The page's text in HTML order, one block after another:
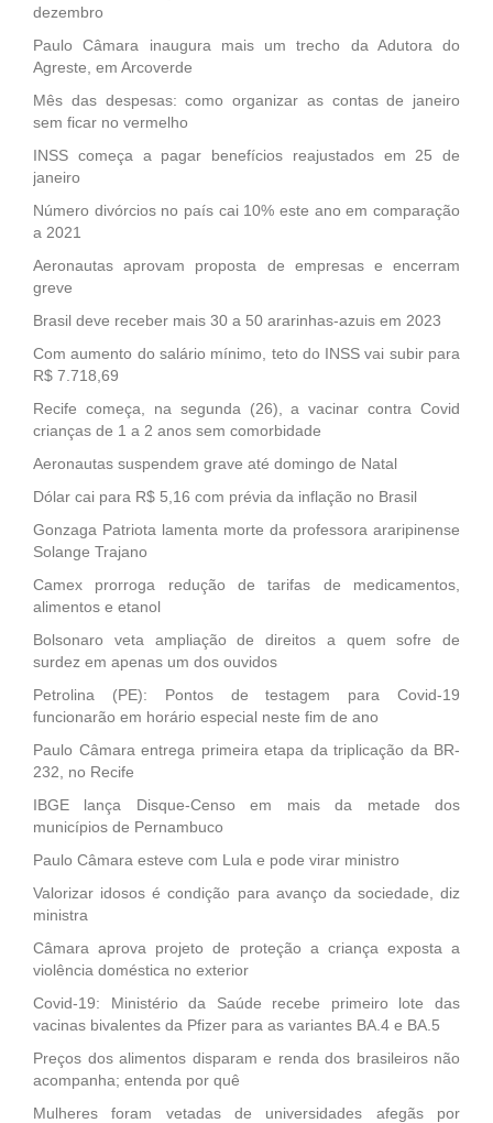
dezembro
Paulo Câmara inaugura mais um trecho da Adutora do
Agreste, em Arcoverde
Mês das despesas: como organizar as contas de janeiro
sem ficar no vermelho
INSS começa a pagar benefícios reajustados em 25 de
janeiro
Número divórcios no país cai 10% este ano em comparação
a 2021
Aeronautas aprovam proposta de empresas e encerram
greve
Brasil deve receber mais 30 a 50 ararinhas-azuis em 2023
Com aumento do salário mínimo, teto do INSS vai subir para
R$ 7.718,69
Recife começa, na segunda (26), a vacinar contra Covid
crianças de 1 a 2 anos sem comorbidade
Aeronautas suspendem grave até domingo de Natal
Dólar cai para R$ 5,16 com prévia da inflação no Brasil
Gonzaga Patriota lamenta morte da professora araripinense
Solange Trajano
Camex prorroga redução de tarifas de medicamentos,
alimentos e etanol
Bolsonaro veta ampliação de direitos a quem sofre de
surdez em apenas um dos ouvidos
Petrolina (PE): Pontos de testagem para Covid-19
funcionarão em horário especial neste fim de ano
Paulo Câmara entrega primeira etapa da triplicação da BR-
232, no Recife
IBGE lança Disque-Censo em mais da metade dos
municípios de Pernambuco
Paulo Câmara esteve com Lula e pode virar ministro
Valorizar idosos é condição para avanço da sociedade, diz
ministra
Câmara aprova projeto de proteção a criança exposta a
violência doméstica no exterior
Covid-19: Ministério da Saúde recebe primeiro lote das
vacinas bivalentes da Pfizer para as variantes BA.4 e BA.5
Preços dos alimentos disparam e renda dos brasileiros não
acompanha; entenda por quê
Mulheres foram vetadas de universidades afegãs por